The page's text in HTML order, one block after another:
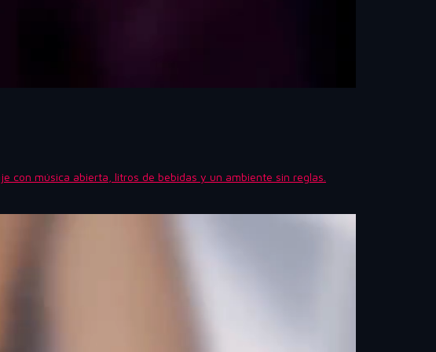
con música abierta, litros de bebidas y un ambiente sin reglas.